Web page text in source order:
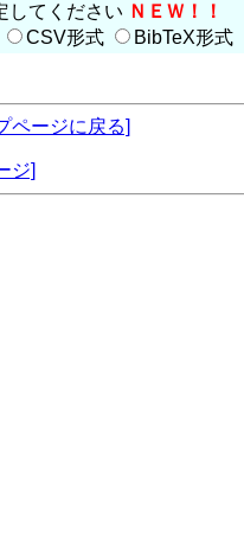
してください ＮＥＷ！！
CSV形式 BibTeX形式
ページに戻る]
ジ]